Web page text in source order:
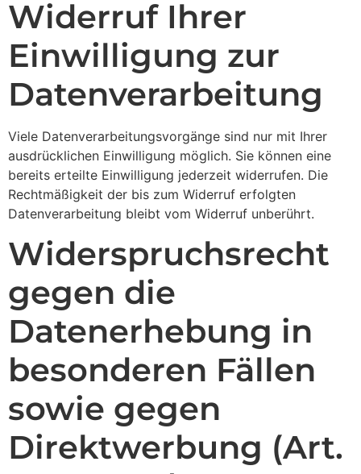
Widerruf Ihrer
Einwilligung zur
Datenverarbeitung
Viele Datenverarbeitungsvorgänge sind nur mit Ihrer
ausdrücklichen Einwilligung möglich. Sie können eine
bereits erteilte Einwilligung jederzeit widerrufen. Die
Rechtmäßigkeit der bis zum Widerruf erfolgten
Datenverarbeitung bleibt vom Widerruf unberührt.
Widerspruchsrecht
gegen die
Datenerhebung in
besonderen Fällen
sowie gegen
Direktwerbung (Art.